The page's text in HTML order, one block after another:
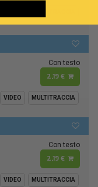
Con testo
2,19 €
VIDEO MULTITRACCIA
Con testo
2,19 €
VIDEO MULTITRACCIA